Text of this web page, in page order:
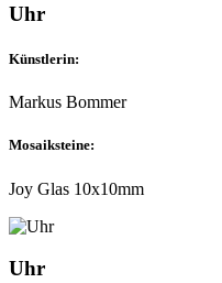
Uhr
Künstlerin:
Markus Bommer
Mosaiksteine:
Joy Glas 10x10mm
Uhr